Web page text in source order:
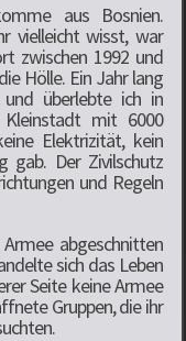
aus Bosnien.
vielleicht wisst, war
zwischen 1992 und
Hölle. Ein Jahr lang
überlebte ich in
Kleinstadt mit 6000
Elektrizität, kein
gab. Der Zivilschutz
und Regeln
abgeschnitten
sich das Leben
Seite keine Armee
Gruppen, die ihr